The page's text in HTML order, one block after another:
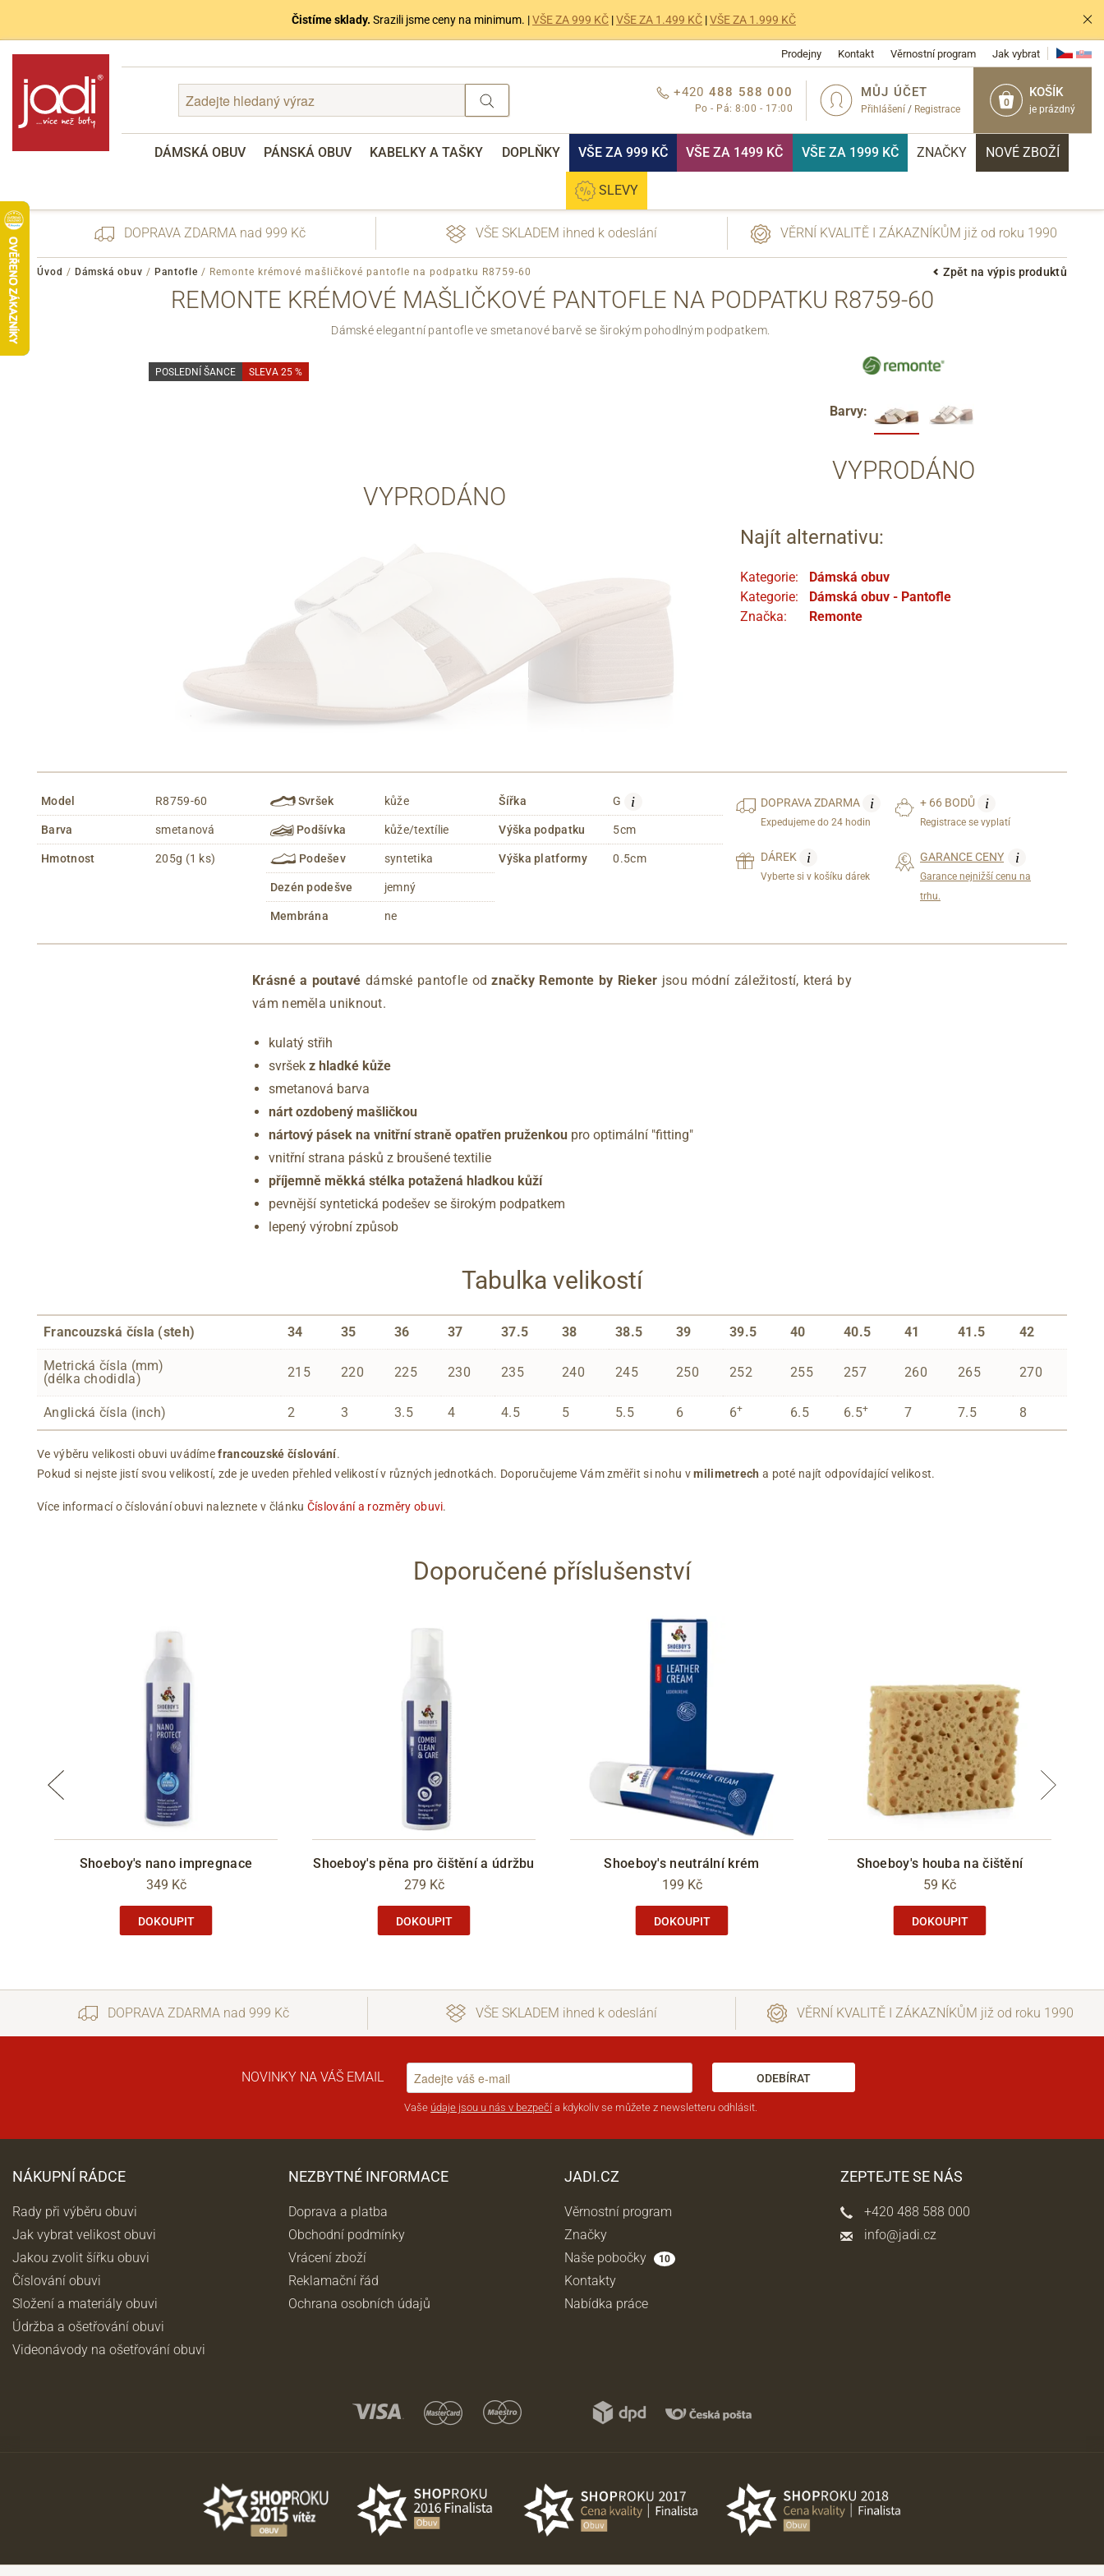
Čistíme sklady. Srazili jsme ceny na minimum. |VŠE ZA 999 KČ |VŠE ZA 1.499 KČ |VŠE ZA 1.999 KČ
Prodejny Kontakt Věrnostní program Jak vybrat
0
KOŠÍK
je prázdný
MŮJ ÚČET
Přihlášení / Registrace
+420 488 588 000
Po - Pá: 8:00 - 17:00
DÁMSKÁ OBUV PÁNSKÁ OBUV KABELKY A TAŠKY DOPLŇKY VŠE ZA 999 KČ VŠE ZA 1499 KČ VŠE ZA 1999 KČ ZNAČKY NOVÉ ZBOŽÍ
SLEVY
Zapomenuté heslo
DOPRAVA ZDARMA nad 999 Kč VŠE SKLADEM ihned k odeslání VĚRNÍ KVALITĚ I ZÁKAZNÍKŮM již od roku 1990
Zpět na výpis produktů
Úvod / Dámská obuv / Pantofle / Remonte krémové mašličkové pantofle na podpatku R8759-60
REMONTE KRÉMOVÉ MAŠLIČKOVÉ PANTOFLE NA PODPATKU R8759-60
Dámské elegantní pantofle ve smetanové barvě se širokým pohodlným podpatkem.
VYPRODÁNO
POSLEDNÍ ŠANCE SLEVA 25 %
Barvy:
VYPRODÁNO
Najít alternativu:
Kategorie:
Dámská obuv
Kategorie:
Dámská obuv - Pantofle
Značka:
Remonte
Model R8759-60
Barva smetanová
Hmotnost 205g (1 ks)
Svršek kůže
Podšívka kůže/textílie
Podešev syntetika
Dezén podešve jemný
Membrána ne
Šířka G i
Výška podpatku 5cm
Výška platformy 0.5cm
DOPRAVAZDARMA i
Expedujeme do 24 hodin
+ 66 BODŮ i
Registrace se vyplatí
DÁREK i
Vyberte si v košíku dárek
GARANCE CENY i
Garance nejnižší cenu na
trhu.
Krásné a poutavé dámské pantofle odznačky Remonte by Rieker jsou módní záležitostí, která by
vám neměla uniknout.
kulatý střih
svršek z hladké kůže
smetanová barva
nárt ozdobený mašličkou
nártový pásek na vnitřní straně opatřen pruženkou pro optimální "fitting"
vnitřní strana pásků z broušené textilie
příjemně měkká stélka potažená hladkou kůží
pevnější syntetická podešev se širokým podpatkem
lepený výrobní způsob
Tabulka velikostí
Francouzská čísla (steh) 34 35 36 37 37.5 38 38.5 39 39.5 40 40.5 41 41.5 42
Metrická čísla (mm)
(délka chodidla)
215 220 225 230 235 240 245 250 252 255 257 260 265 270
Anglická čísla (inch) 2 3 3.5 4 4.5 5 5.5 6 6+ 6.5 6.5+ 7 7.5 8
Ve výběru velikosti obuvi uvádímefrancouzské číslování.
Pokud si nejste jistí svou velikostí, zde je uveden přehled velikostí v různých jednotkách. Doporučujeme Vám změřit si nohu vmilimetrech a poté najít odpovídající velikost.
Více informací o číslování obuvi naleznete v článku Číslování a rozměry obuvi.
Doporučené příslušenství
Shoeboy's nano impregnace
349 Kč
DOKOUPIT
Shoeboy's pěna pro čištění a údržbu
279 Kč
DOKOUPIT
Shoeboy's neutrální krém
199 Kč
DOKOUPIT
Shoeboy's houba na čištění
59 Kč
DOKOUPIT
DOPRAVA ZDARMA nad 999 Kč VŠE SKLADEM ihned k odeslání VĚRNÍ KVALITĚ I ZÁKAZNÍKŮM již od roku 1990
NOVINKY NA VÁŠ EMAIL ODEBÍRAT
Vaše údaje jsou u nás v bezpečí a kdykoliv se můžete z newsletteru odhlásit.
NÁKUPNÍ RÁDCE
Rady při výběru obuvi
Jak vybrat velikost obuvi
Jakou zvolit šířku obuvi
Číslování obuvi
Složení a materiály obuvi
Údržba a ošetřování obuvi
Videonávody na ošetřování obuvi
NEZBYTNÉ INFORMACE
Doprava a platba
Obchodní podmínky
Vrácení zboží
Reklamační řád
Ochrana osobních údajů
JADI.CZ
Věrnostní program
Značky
Naše pobočky
10
Kontakty
Nabídka práce
ZEPTEJTE SE NÁS
+420 488 588 000
info@jadi.cz